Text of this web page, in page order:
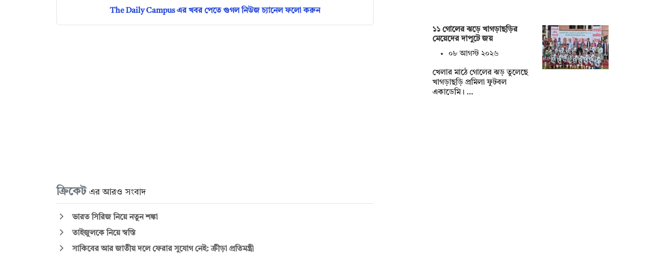
The Daily Campus এর খবর পেতে গুগল নিউজ চ্যানেল ফলো করুন
ক্রিকেট এর আরও সংবাদ
ভারত সিরিজ নিয়ে নতুন শঙ্কা
তাইজুলকে নিয়ে স্বস্তি
সাকিবের আর জাতীয় দলে ফেরার সুযোগ নেই: ক্রীড়া প্রতিমন্ত্রী
১১ গোলের ঝড়ে খাগড়াছড়ির
মেয়েদের দাপুটে জয়
০৮ আগস্ট ২০২৬
খেলার মাঠে গোলের ঝড় তুলেছে
খাগড়াছড়ি প্রমিলা ফুটবল
একাডেমি। …